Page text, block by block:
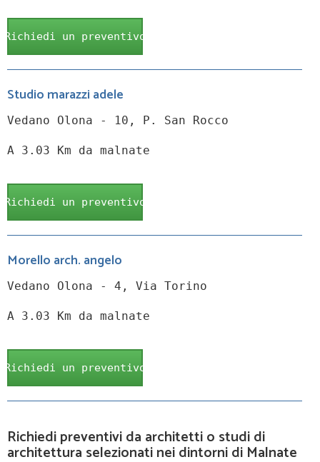
Richiedi un preventivo
Studio marazzi adele
Vedano Olona - 10, P. San Rocco
A 3.03 Km da malnate
Richiedi un preventivo
Morello arch. angelo
Vedano Olona - 4, Via Torino
A 3.03 Km da malnate
Richiedi un preventivo
Richiedi preventivi da architetti o studi di
architettura selezionati nei dintorni di Malnate